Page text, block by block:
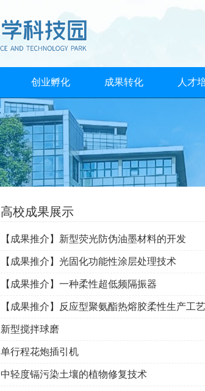
创业孵化 成果转化 人才
高校成果展示
【成果推介】新型荧光防伪油墨材料的开发
【成果推介】光固化功能性涂层处理技术
【成果推介】一种柔性超低频隔振器
【成果推介】反应型聚氨酯热熔胶柔性生产工
新型搅拌球磨
单行程花炮插引机
中轻度镉污染土壤的植物修复技术